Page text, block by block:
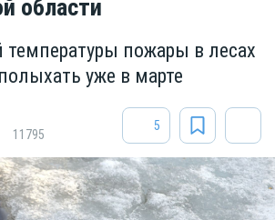
области
температуры пожары в лесах
уже в марте
11795
5